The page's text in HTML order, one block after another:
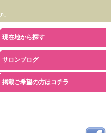
現在地から探す
サロンブログ
掲載ご希望の方はコチラ